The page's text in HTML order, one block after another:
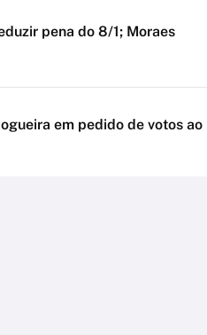
pena do 8/1; Moraes
em pedido de votos ao